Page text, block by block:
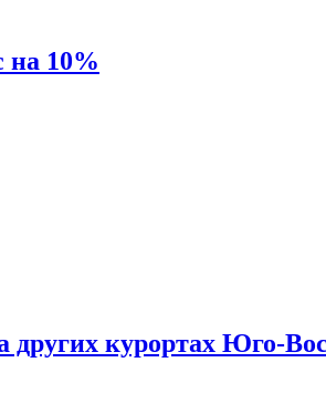
на 10%
других курортах Юго-